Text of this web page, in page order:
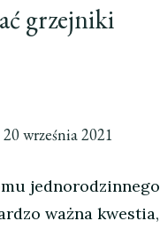
grzejniki
20 września 2021
jednorodzinnego
ważna kwestia,